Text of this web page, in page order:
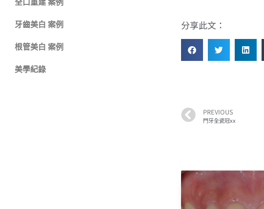
全口重建 案例
牙齒美白 案例
根管美白 案例
美學紀錄
分享此文：
PREVIOUS
門牙全瓷冠xx